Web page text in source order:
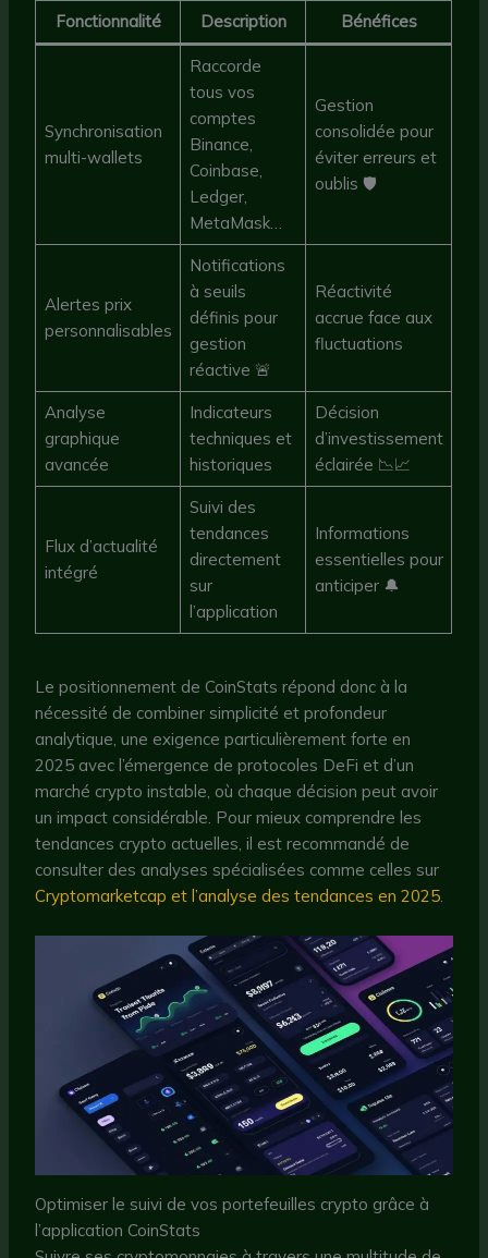
Fonctionnalité Description Bénéfices
Synchronisation
multi-wallets
Raccorde
tous vos
comptes
Binance,
Coinbase,
Ledger,
MetaMask…
Gestion
consolidée pour
éviter erreurs et
oublis 🛡
Alertes prix
personnalisables
Notifications
à seuils
définis pour
gestion
réactive 🚨
Réactivité
accrue face aux
fluctuations
Analyse
graphique
avancée
Indicateurs
techniques et
historiques
Décision
d’investissement
éclairée 📉📈
Flux d’actualité
intégré
Suivi des
tendances
directement
sur
l’application
Informations
essentielles pour
anticiper 🔔
Le positionnement de CoinStats répond donc à la
nécessité de combiner simplicité et profondeur
analytique, une exigence particulièrement forte en
2025 avec l’émergence de protocoles DeFi et d’un
marché crypto instable, où chaque décision peut avoir
un impact considérable. Pour mieux comprendre les
tendances crypto actuelles, il est recommandé de
consulter des analyses spécialisées comme celles sur
Cryptomarketcap et l’analyse des tendances en 2025.
Optimiser le suivi de vos portefeuilles crypto grâce à
l’application CoinStats